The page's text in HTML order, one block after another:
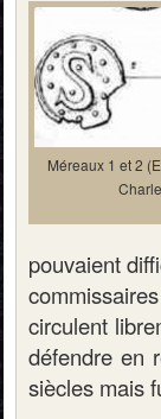
Méreaux 1 et 2
pouvaient
circulent
défendre en
siècles mais